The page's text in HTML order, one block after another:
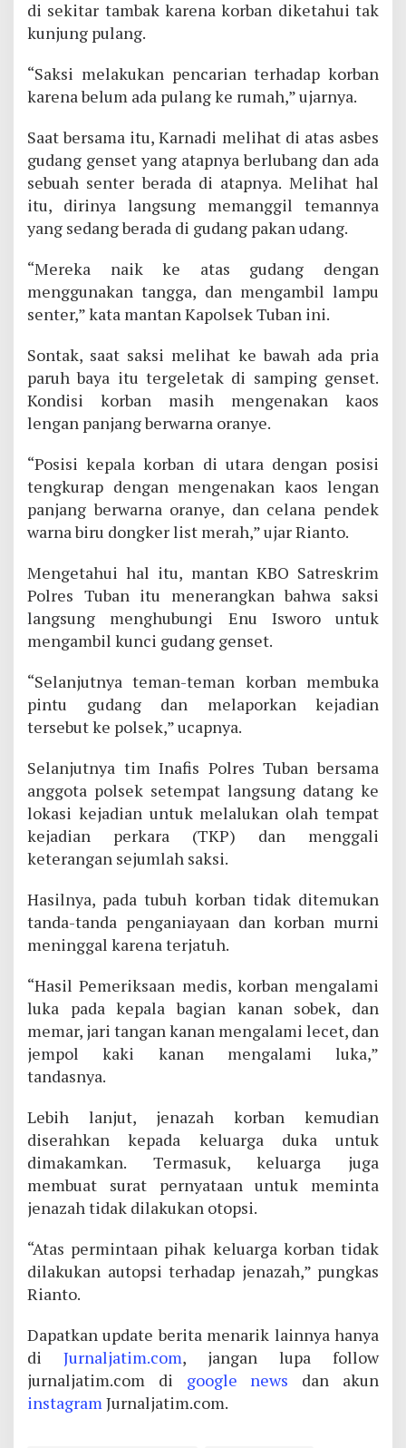
di sekitar tambak karena korban diketahui tak
kunjung pulang.
“Saksi melakukan pencarian terhadap korban
karena belum ada pulang ke rumah,” ujarnya.
Saat bersama itu, Karnadi melihat di atas asbes
gudang genset yang atapnya berlubang dan ada
sebuah senter berada di atapnya. Melihat hal
itu, dirinya langsung memanggil temannya
yang sedang berada di gudang pakan udang.
“Mereka naik ke atas gudang dengan
menggunakan tangga, dan mengambil lampu
senter,” kata mantan Kapolsek Tuban ini.
Sontak, saat saksi melihat ke bawah ada pria
paruh baya itu tergeletak di samping genset.
Kondisi korban masih mengenakan kaos
lengan panjang berwarna oranye.
“Posisi kepala korban di utara dengan posisi
tengkurap dengan mengenakan kaos lengan
panjang berwarna oranye, dan celana pendek
warna biru dongker list merah,” ujar Rianto.
Mengetahui hal itu, mantan KBO Satreskrim
Polres Tuban itu menerangkan bahwa saksi
langsung menghubungi Enu Isworo untuk
mengambil kunci gudang genset.
“Selanjutnya teman-teman korban membuka
pintu gudang dan melaporkan kejadian
tersebut ke polsek,” ucapnya.
Selanjutnya tim Inafis Polres Tuban bersama
anggota polsek setempat langsung datang ke
lokasi kejadian untuk melalukan olah tempat
kejadian perkara (TKP) dan menggali
keterangan sejumlah saksi.
Hasilnya, pada tubuh korban tidak ditemukan
tanda-tanda penganiayaan dan korban murni
meninggal karena terjatuh.
“Hasil Pemeriksaan medis, korban mengalami
luka pada kepala bagian kanan sobek, dan
memar, jari tangan kanan mengalami lecet, dan
jempol kaki kanan mengalami luka,”
tandasnya.
Lebih lanjut, jenazah korban kemudian
diserahkan kepada keluarga duka untuk
dimakamkan. Termasuk, keluarga juga
membuat surat pernyataan untuk meminta
jenazah tidak dilakukan otopsi.
“Atas permintaan pihak keluarga korban tidak
dilakukan autopsi terhadap jenazah,” pungkas
Rianto.
Dapatkan update berita menarik lainnya hanya
di Jurnaljatim.com, jangan lupa follow
jurnaljatim.com di google news dan akun
instagramJurnaljatim.com.